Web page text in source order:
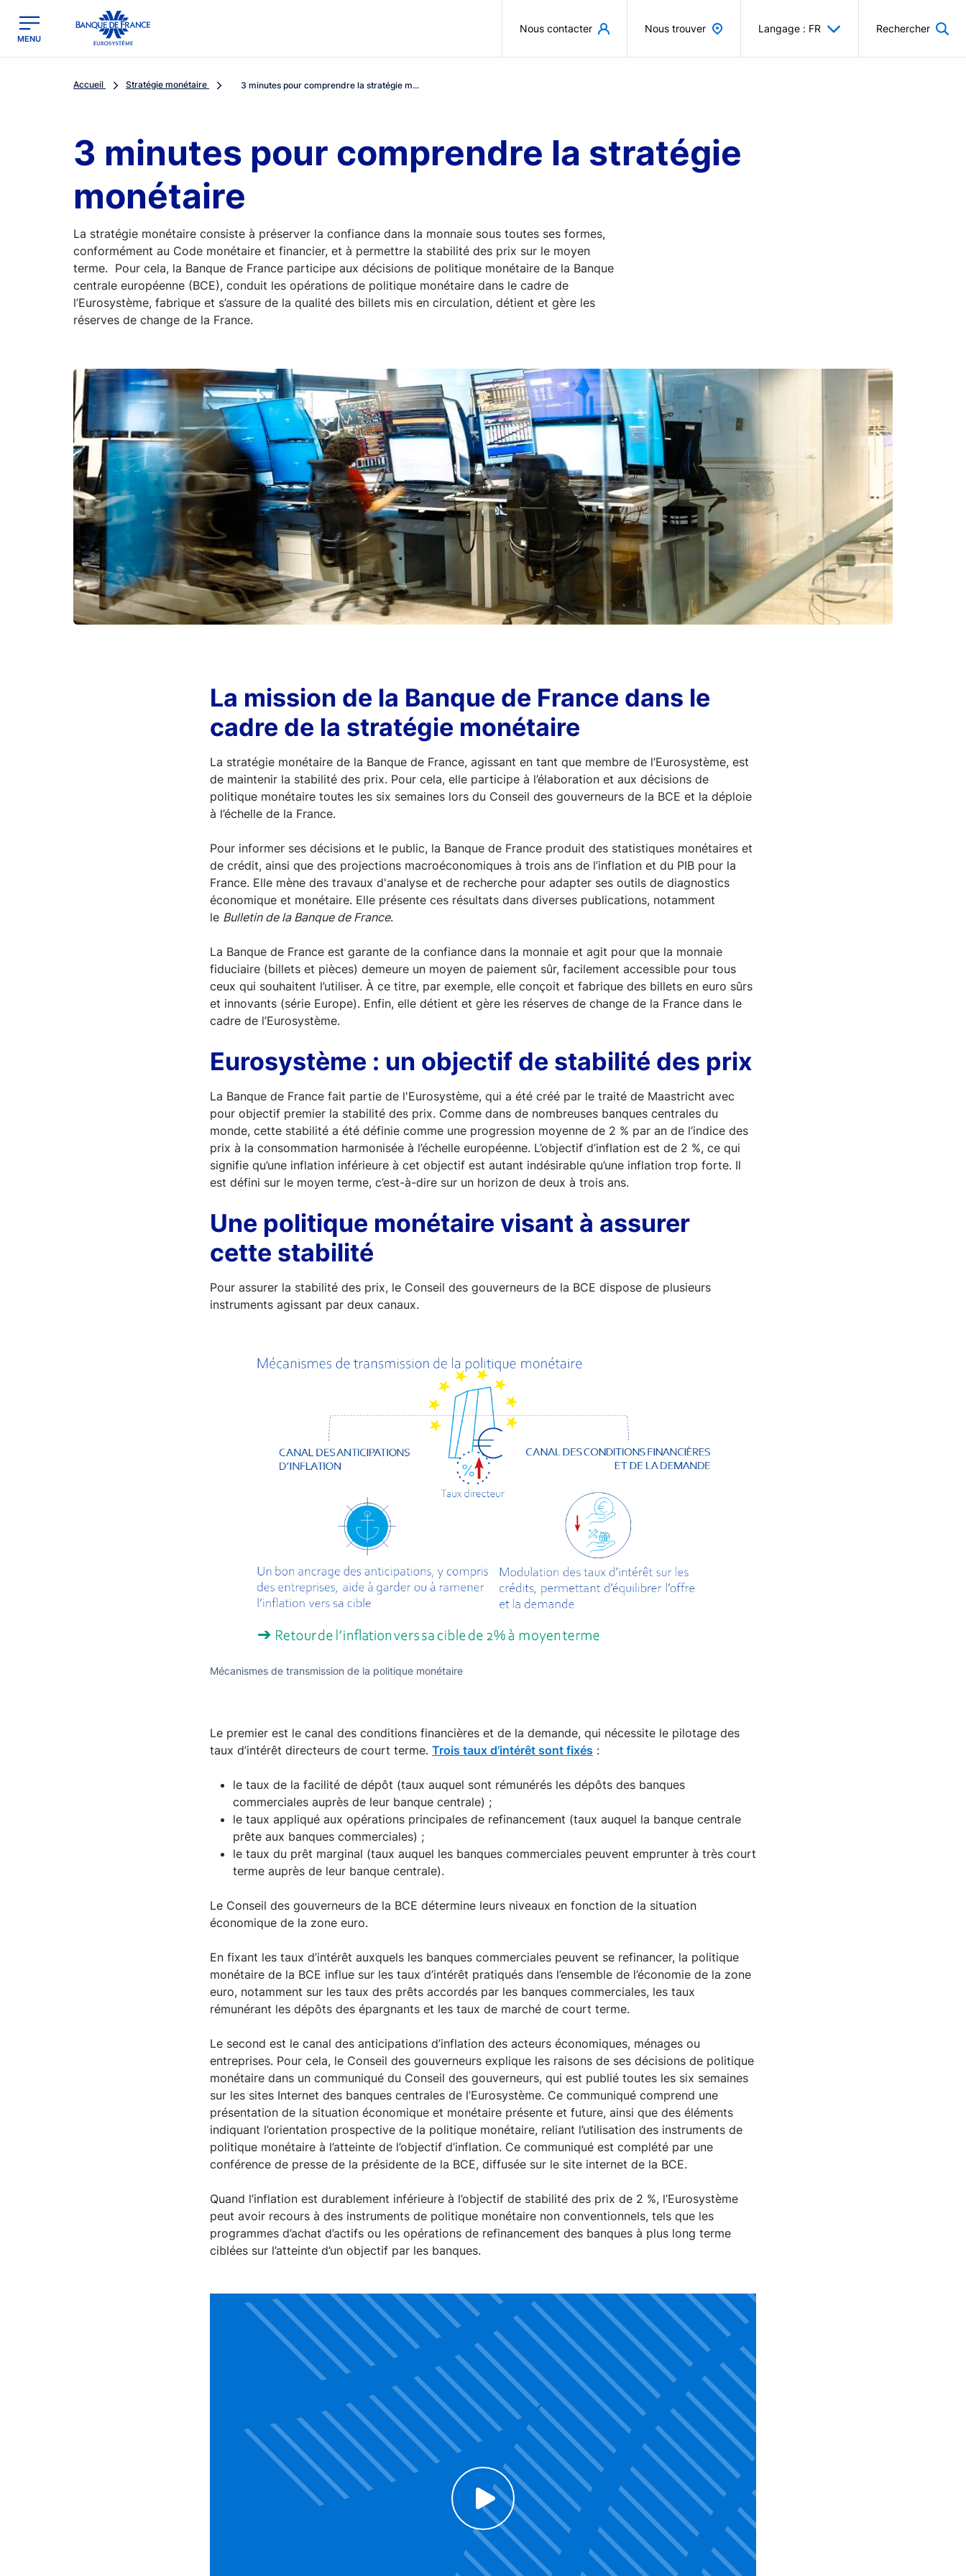
Banque de France - Menu Principal
MENU
Nous contacter Nous trouver Langage : FR Rechercher
Accueil Stratégie monétaire 3 minutes pour comprendre la stratégie m...
3 minutes pour comprendre la stratégie
monétaire
La stratégie monétaire consiste à préserver la confiance dans la monnaie sous toutes ses formes,
conformément au Code monétaire et financier, et à permettre la stabilité des prix sur le moyen
terme. Pour cela, la Banque de France participe aux décisions de politique monétaire de la Banque
centrale européenne (BCE), conduit les opérations de politique monétaire dans le cadre de
l’Eurosystème, fabrique et s’assure de la qualité des billets mis en circulation, détient et gère les
réserves de change de la France.
La mission de la Banque de France dans le
cadre de la stratégie monétaire
La stratégie monétaire de la Banque de France, agissant en tant que membre de l’Eurosystème, est
de maintenir la stabilité des prix. Pour cela, elle participe à l’élaboration et aux décisions de
politique monétaire toutes les six semaines lors du Conseil des gouverneurs de la BCE et la déploie
à l’échelle de la France.
Pour informer ses décisions et le public, la Banque de France produit des statistiques monétaires et
de crédit, ainsi que des projections macroéconomiques à trois ans de l’inflation et du PIB pour la
France. Elle mène des travaux d'analyse et de recherche pour adapter ses outils de diagnostics
économique et monétaire. Elle présente ces résultats dans diverses publications, notamment
le Bulletin de la Banque de France.
La Banque de France est garante de la confiance dans la monnaie et agit pour que la monnaie
fiduciaire (billets et pièces) demeure un moyen de paiement sûr, facilement accessible pour tous
ceux qui souhaitent l’utiliser. À ce titre, par exemple, elle conçoit et fabrique des billets en euro sûrs
et innovants (série Europe). Enfin, elle détient et gère les réserves de change de la France dans le
cadre de l’Eurosystème.
Eurosystème : un objectif de stabilité des prix
La Banque de France fait partie de l'Eurosystème, qui a été créé par le traité de Maastricht avec
pour objectif premier la stabilité des prix. Comme dans de nombreuses banques centrales du
monde, cette stabilité a été définie comme une progression moyenne de 2 % par an de l’indice des
prix à la consommation harmonisée à l’échelle européenne. L’objectif d’inflation est de 2 %, ce qui
signifie qu’une inflation inférieure à cet objectif est autant indésirable qu’une inflation trop forte. Il
est défini sur le moyen terme, c’est-à-dire sur un horizon de deux à trois ans.
Une politique monétaire visant à assurer
cette stabilité
Pour assurer la stabilité des prix, le Conseil des gouverneurs de la BCE dispose de plusieurs
instruments agissant par deux canaux.
Mécanismes de transmission de la politique monétaire
Le premier est le canal des conditions financières et de la demande, qui nécessite le pilotage des
taux d’intérêt directeurs de court terme. Trois taux d’intérêt sont fixés :
le taux de la facilité de dépôt (taux auquel sont rémunérés les dépôts des banques
commerciales auprès de leur banque centrale) ;
le taux appliqué aux opérations principales de refinancement (taux auquel la banque centrale
prête aux banques commerciales) ;
le taux du prêt marginal (taux auquel les banques commerciales peuvent emprunter à très court
terme auprès de leur banque centrale).
Le Conseil des gouverneurs de la BCE détermine leurs niveaux en fonction de la situation
économique de la zone euro.
En fixant les taux d’intérêt auxquels les banques commerciales peuvent se refinancer, la politique
monétaire de la BCE influe sur les taux d’intérêt pratiqués dans l’ensemble de l’économie de la zone
euro, notamment sur les taux des prêts accordés par les banques commerciales, les taux
rémunérant les dépôts des épargnants et les taux de marché de court terme.
Le second est le canal des anticipations d’inflation des acteurs économiques, ménages ou
entreprises. Pour cela, le Conseil des gouverneurs explique les raisons de ses décisions de politique
monétaire dans un communiqué du Conseil des gouverneurs, qui est publié toutes les six semaines
sur les sites Internet des banques centrales de l’Eurosystème. Ce communiqué comprend une
présentation de la situation économique et monétaire présente et future, ainsi que des éléments
indiquant l’orientation prospective de la politique monétaire, reliant l’utilisation des instruments de
politique monétaire à l’atteinte de l’objectif d’inflation. Ce communiqué est complété par une
conférence de presse de la présidente de la BCE, diffusée sur le site internet de la BCE.
Quand l’inflation est durablement inférieure à l’objectif de stabilité des prix de 2 %, l’Eurosystème
peut avoir recours à des instruments de politique monétaire non conventionnels, tels que les
programmes d’achat d’actifs ou les opérations de refinancement des banques à plus long terme
ciblées sur l’atteinte d’un objectif par les banques.
Voir la vidéo
Click to enable Youtube cookies and see content